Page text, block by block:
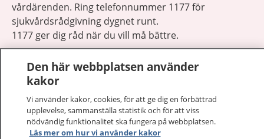
vårdärenden. Ring telefonnummer 1177 för
sjukvårdsrådgivning dygnet runt.
1177 ger dig råd när du vill må bättre.
1177 på flera språk
Den här webbplatsen använder
kakor
Vi använder kakor, cookies, för att ge dig en förbättrad
upplevelse, sammanställa statistik och för att viss
nödvändig funktionalitet ska fungera på webbplatsen.
Läs mer om hur vi använder kakor